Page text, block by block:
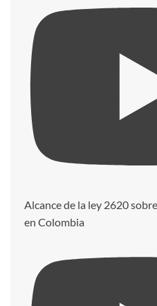
Alcance de la ley 2620
en Colombia